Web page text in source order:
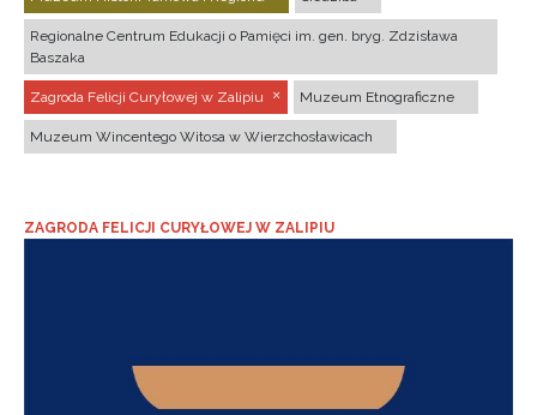
Regionalne Centrum Edukacji o Pamięci im. gen. bryg. Zdzisława
Baszaka
Zagroda Felicji Curyłowej w Zalipiu Muzeum Etnograficzne
Muzeum Wincentego Witosa w Wierzchosławicach
ZAGRODA FELICJI CURYŁOWEJ W ZALIPIU